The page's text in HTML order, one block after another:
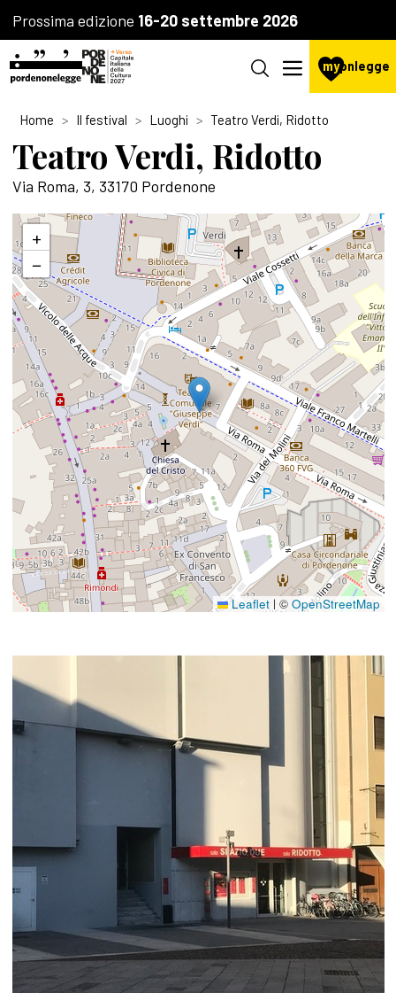
Prossima edizione 16-20 settembre 2026
mypnlegge
Home Il festival Luoghi Teatro Verdi, Ridotto
Teatro Verdi, Ridotto
Via Roma, 3, 33170 Pordenone
+
−
Leaflet | © OpenStreetMap